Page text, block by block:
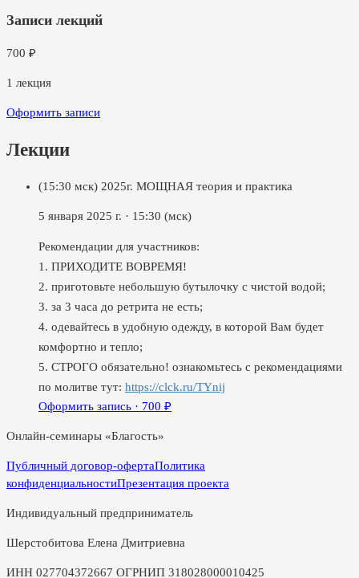
Записи лекций
700 ₽
1 лекция
Оформить записи
Лекции
(15:30 мск) 2025г. МОЩНАЯ теория и практика
5 января 2025 г. · 15:30 (мск)
Рекомендации для участников:
1. ПРИХОДИТЕ ВОВРЕМЯ!
2. приготовьте небольшую бутылочку с чистой водой;
3. за 3 часа до ретрита не есть;
4. одевайтесь в удобную одежду, в которой Вам будет
комфортно и тепло;
5. СТРОГО обязательно! ознакомьтесь с рекомендациями
по молитве тут: https://clck.ru/TYnij
Оформить запись · 700 ₽
Онлайн-семинары «Благость»
Публичный договор-офертаПолитика
конфиденциальностиПрезентация проекта
Индивидуальный предприниматель
Шерстобитова Елена Дмитриевна
ИНН 027704372667 ОГРНИП 318028000010425